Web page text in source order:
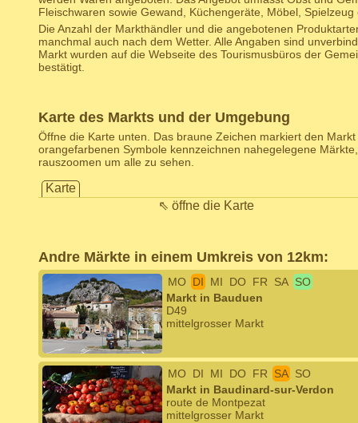
Fleischwaren sowie Gewand, Küchengeräte, Möbel,
Die Anzahl der Markthändler und die angebotenen
manchmal auch nach dem Wetter. Alle Angaben sind
Markt wurden auf die Webseite des Tourismusbüros der
bestätigt.
Karte des Markts und der Umgebung
Öffne die Karte unten. Das braune Zeichen markiert den
orangefarbenen Symbole kennzeichnen nahegelegene
rauszoomen um alle zu sehen.
Karte
⇖ öffne die Karte
Andre Märkte in einem Umkreis von 12km:
MO DI MI DO FR SA SO
Markt in Bauduen
D49
mittelgrosser Markt
MO DI MI DO FR SA SO
Markt in Baudinard-sur-Verdon
route de Montpezat
mittelgrosser Markt